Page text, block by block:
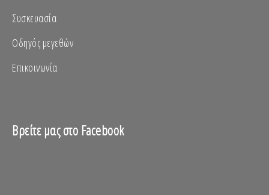
Συσκευασία
Οδηγός μεγεθών
Επικοινωνία
Βρείτε μας στο Facebook